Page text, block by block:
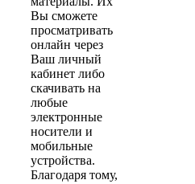
Вы сможете
просматривать
онлайн через
Ваш личный
кабинет либо
скачивать на
любые
электронные
носители и
мобильные
устройства.
Благодаря тому,